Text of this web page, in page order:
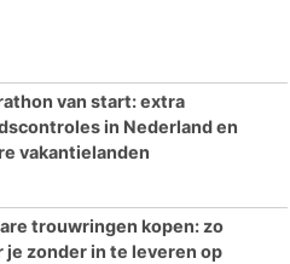
van start: extra
in Nederland en
vakantielanden
trouwringen kopen: zo
je zonder in te leveren op